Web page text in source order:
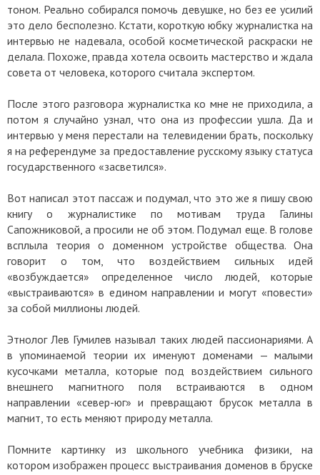
тоном. Реально собирался помочь девушке, но без ее усилий
это дело бесполезно. Кстати, короткую юбку журналистка на
интервью не надевала, особой косметической раскраски не
делала. Похоже, правда хотела освоить мастерство и ждала
совета от человека, которого считала экспертом.
После этого разговора журналистка ко мне не приходила, а
потом я случайно узнал, что она из профессии ушла. Да и
интервью у меня перестали на телевидении брать, поскольку
я на референдуме за предоставление русскому языку статуса
государственного «засветился».
Вот написал этот пассаж и подумал, что это же я пишу свою
книгу о журналистике по мотивам труда Галины
Сапожниковой, а просили не об этом. Подумал еще. В голове
всплыла теория о доменном устройстве общества. Она
говорит о том, что воздействием сильных идей
«возбуждается» определенное число людей, которые
«выстраиваются» в едином направлении и могут «повести»
за собой миллионы людей.
Этнолог Лев Гумилев называл таких людей пассионариями. А
в упоминаемой теории их именуют доменами — малыми
кусочками металла, которые под воздействием сильного
внешнего магнитного поля встраиваются в одном
направлении «север-юг» и превращают брусок металла в
магнит, то есть меняют природу металла.
Помните картинку из школьного учебника физики, на
котором изображен процесс выстраивания доменов в бруске